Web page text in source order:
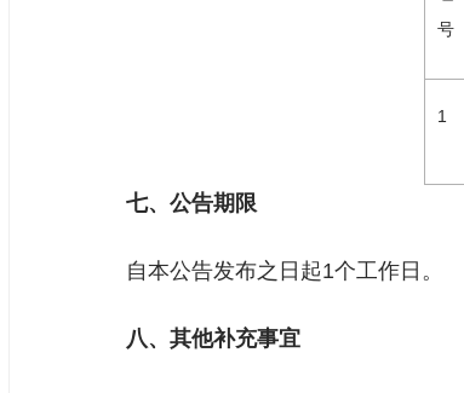
号
1
七、公告期限
自本公告发布之日起1个工作日。
八、其他补充事宜